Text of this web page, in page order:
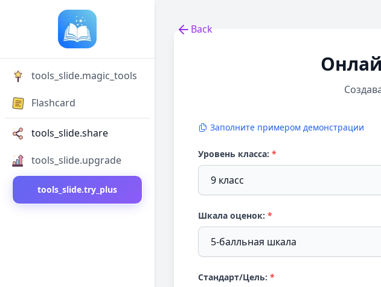
tools_slide.magic_tools
Flashcard
tools_slide.share
tools_slide.upgrade
tools_slide.try_plus
Back
Back to tools
Заполните примером демонстрации
Уровень класса: *
Шкала оценок: *
Стандарт/Цель: *